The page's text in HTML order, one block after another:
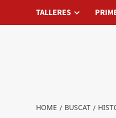
TALLERES PRIMERA
TALLERES
HOME BUSCAT